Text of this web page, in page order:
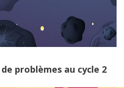
problèmes au cycle 2